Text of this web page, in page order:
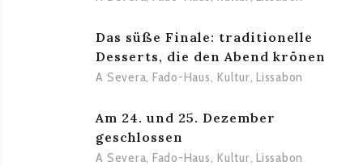
Das süße Finale: traditionelle
Desserts, die den Abend krönen
A Severa, Fado-Haus, Kultur,Lissabon
Am 24. und 25. Dezember
geschlossen
A Severa, Fado-Haus, Kultur,Lissabon